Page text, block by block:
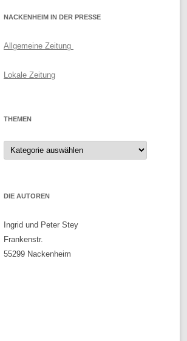
NACKENHEIM IN DER PRESSE
Allgemeine Zeitung
Lokale Zeitung
THEMEN
Themen
DIE AUTOREN
Ingrid und Peter Stey
Frankenstr.
55299 Nackenheim